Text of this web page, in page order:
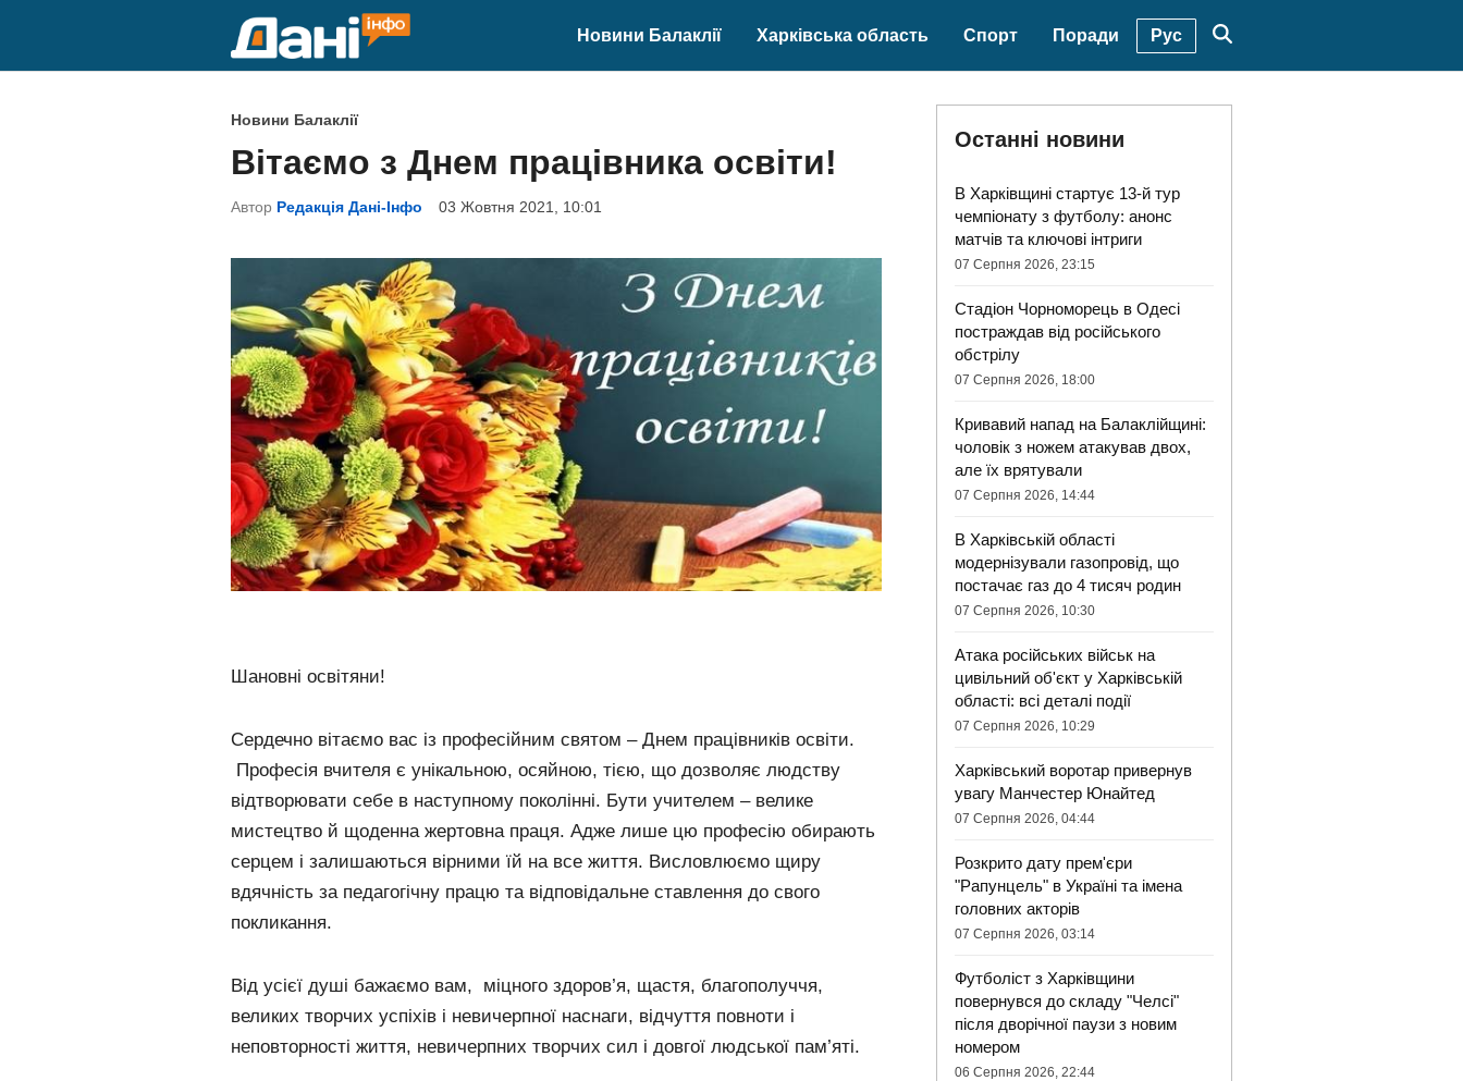
Новини Балаклії Харківська область Спорт Поради Рус
P
o
s
t
n
Новини Балаклії
Вітаємо з Днем працівника освіти!
Автор Редакція Дані-Інфо 03 Жовтня 2021, 10:01
Шановні освітяни!
Сердечно вітаємо вас із професійним святом – Днем працівників освіти.
Професія вчителя є унікальною, осяйною, тією, що дозволяє людству
відтворювати себе в наступному поколінні. Бути учителем – велике
мистецтво й щоденна жертовна праця. Адже лише цю професію обирають
серцем і залишаються вірними їй на все життя. Висловлюємо щиру
вдячність за педагогічну працю та відповідальне ставлення до свого
покликання.
Від усієї душі бажаємо вам, міцного здоров’я, щастя, благополуччя,
великих творчих успіхів і невичерпної наснаги, відчуття повноти і
неповторності життя, невичерпних творчих сил і довгої людської пам’яті.
Останні новини
В Харківщині стартує 13-й тур
чемпіонату з футболу: анонс
матчів та ключові інтриги
07 Серпня 2026, 23:15
Стадіон Чорноморець в Одесі
постраждав від російського
обстрілу
07 Серпня 2026, 18:00
Кривавий напад на Балаклійщині:
чоловік з ножем атакував двох,
але їх врятували
07 Серпня 2026, 14:44
В Харківській області
модернізували газопровід, що
постачає газ до 4 тисяч родин
07 Серпня 2026, 10:30
Атака російських військ на
цивільний об'єкт у Харківській
області: всі деталі події
07 Серпня 2026, 10:29
Харківський воротар привернув
увагу Манчестер Юнайтед
07 Серпня 2026, 04:44
Розкрито дату прем'єри
"Рапунцель" в Україні та імена
головних акторів
07 Серпня 2026, 03:14
Футболіст з Харківщини
повернувся до складу "Челсі"
після дворічної паузи з новим
номером
06 Серпня 2026, 22:44